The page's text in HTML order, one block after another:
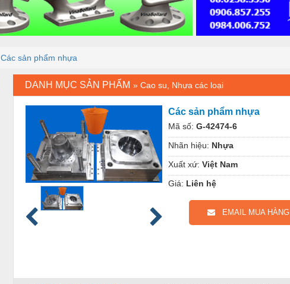
Các sản phẩm nhựa
DANH MỤC SẢN PHẨM » Cao su, Nhựa các loại
Các sản phẩm nhựa
Mã số: G-42474-6
Nhãn hiệu: Nhựa
Xuất xứ: Việt Nam
Giá: Liên hệ
EMAIL MUA HÀNG